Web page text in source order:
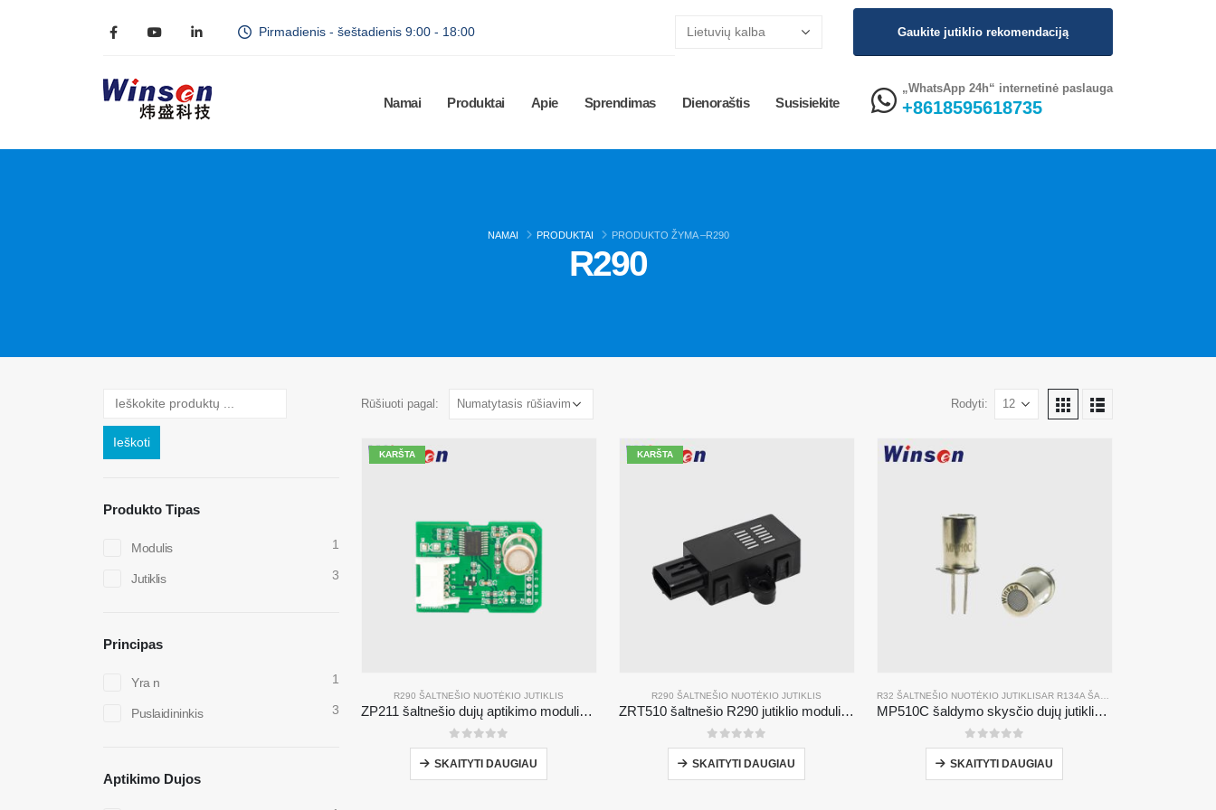
Pirmadienis - šeštadienis 9:00 - 18:00 Gaukite jutiklio rekomendaciją
Namai Produktai Apie Sprendimas Dienoraštis Susisiekite
„WhatsApp 24h“ internetinė paslauga
+8618595618735
NAMAI PRODUKTAI PRODUKTO ŽYMA –R290
R290
Rūšiuoti pagal: Rodyti:
KARŠTA
R290 ŠALTNEŠIO NUOTĖKIO JUTIKLIS
ZP211 šaltnešio dujų aptikimo modulis-didelio jautrumo jutiklis šaltnešio nuotėkio aptikimui
0iš 5
SKAITYTI DAUGIAU
KARŠTA
R290 ŠALTNEŠIO NUOTĖKIO JUTIKLIS
ZRT510 šaltnešio R290 jutiklio modulis-aukšto našumo NDIR šaltnešio jutiklis
0iš 5
SKAITYTI DAUGIAU
R32 ŠALTNEŠIO NUOTĖKIO JUTIKLISAR R134A ŠALTNEŠIO NUOTĖKIO JUTIKLIS
MP510C šaldymo skysčio dujų jutiklis | Didelio jautrumo FREON nutekėjimo aptikimas R32, R134A, R410A, R290
0iš 5
SKAITYTI DAUGIAU
Ieškoti
Produkto Tipas
Modulis 1
Jutiklis 3
Principas
Yra n 1
Puslaidininkis 3
Aptikimo Dujos